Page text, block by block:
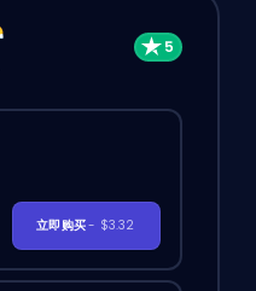
立即购买- $3.32